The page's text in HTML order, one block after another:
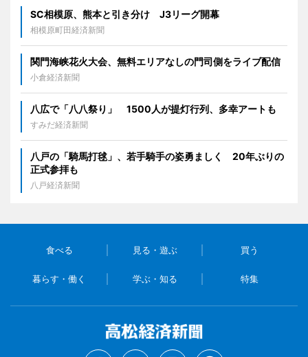
SC相模原、熊本と引き分け J3リーグ開幕
相模原町田経済新聞
関門海峡花火大会、無料エリアなしの門司側をライブ配信
小倉経済新聞
八広で「八八祭り」 1500人が提灯行列、多幸アートも
すみだ経済新聞
八戸の「騎馬打毬」、若手騎手の姿勇ましく 20年ぶりの
正式参拝も
八戸経済新聞
食べる 見る・遊ぶ 買う
暮らす・働く 学ぶ・知る 特集